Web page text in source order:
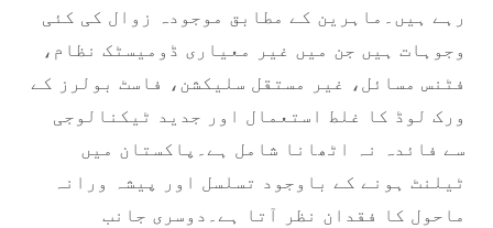
رہے ہیں۔ماہرین کے مطابق موجودہ زوال کی کئی
وجوہات ہیں جن میں غیر معیاری ڈومیسٹک نظام،
فٹنس مسائل، غیر مستقل سلیکشن، فاسٹ بولرز کے
ورک لوڈ کا غلط استعمال اور جدید ٹیکنالوجی
سے فائدہ نہ اٹھانا شامل ہے۔پاکستان میں
ٹیلنٹ ہونے کے باوجود تسلسل اور پیشہ ورانہ
ماحول کا فقدان نظر آتا ہے۔دوسری جانب